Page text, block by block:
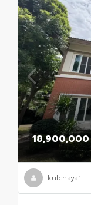
18,900,000
kulchaya1